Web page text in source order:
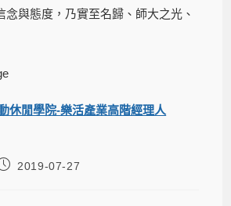
念與態度，乃實至名歸、師大之光、
休閒學院-樂活產業高階經理人
2019-07-27